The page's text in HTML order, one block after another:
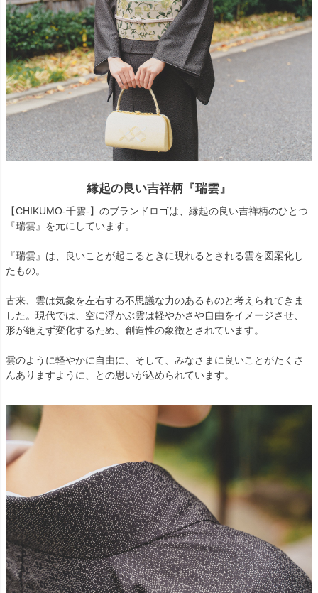
縁起の良い吉祥柄『瑞雲』
【CHIKUMO-千雲-】のブランドロゴは、縁起の良い吉祥柄のひとつ
『瑞雲』を元にしています。
『瑞雲』は、良いことが起こるときに現れるとされる雲を図案化し
たもの。
古来、雲は気象を左右する不思議な力のあるものと考えられてきま
した。現代では、空に浮かぶ雲は軽やかさや自由をイメージさせ、
形が絶えず変化するため、創造性の象徴とされています。
雲のように軽やかに自由に、そして、みなさまに良いことがたくさ
んありますように、との思いが込められています。